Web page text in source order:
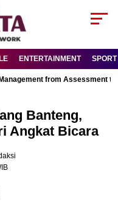
ENTERTAINMENT SPORT
from Assessment
Banteng,
Angkat Bicara